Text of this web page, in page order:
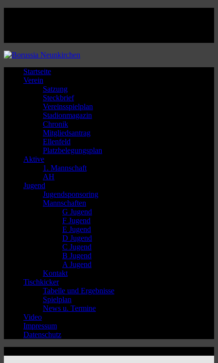
Startseite
Verein
Satzung
Steckbrief
Vereinsspielplan
Stadionmagazin
Chronik
Mitgliedsantrag
Ellenfeld
Platzbelegungsplan
Aktive
1. Mannschaft
AH
Jugend
Jugendsponsoring
Mannschaften
G Jugend
F Jugend
E Jugend
D Jugend
C Jugend
B Jugend
A Jugend
Kontakt
Tischkicker
Tabelle und Ergebnisse
Spielplan
News u. Termine
Video
Impressum
Datenschutz